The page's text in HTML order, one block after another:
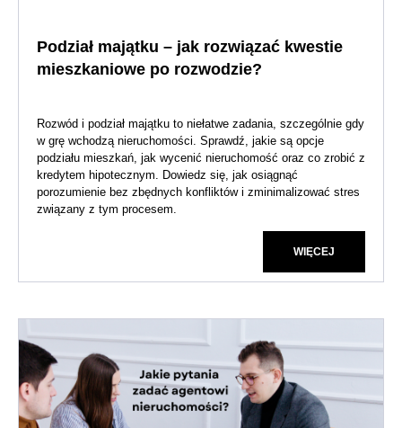
Podział majątku – jak rozwiązać kwestie
mieszkaniowe po rozwodzie?
Rozwód i podział majątku to niełatwe zadania, szczególnie gdy
w grę wchodzą nieruchomości. Sprawdź, jakie są opcje
podziału mieszkań, jak wycenić nieruchomość oraz co zrobić z
kredytem hipotecznym. Dowiedz się, jak osiągnąć
porozumienie bez zbędnych konfliktów i zminimalizować stres
związany z tym procesem.
WIĘCEJ